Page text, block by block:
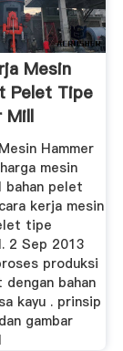
Mesin
Pelet Tipe
Mill
Hammer
mesin
bahan pelet
kerja mesin
tipe
2 Sep 2013
produksi
bahan
kayu . prinsip
gambar